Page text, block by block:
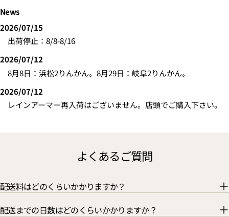
く
ま
解
る！
News
2026/07/15
出荷停止：8/8-8/16
2026/07/12
8月8日：浜松2りんかん。8月29日：岐阜2りんかん。
2026/07/12
レインアーマー再入荷はございません。店頭でご購入下さい。
よくあるご質問
配送料はどのくらいかかりますか？
配送までの日数はどのくらいかかりますか？